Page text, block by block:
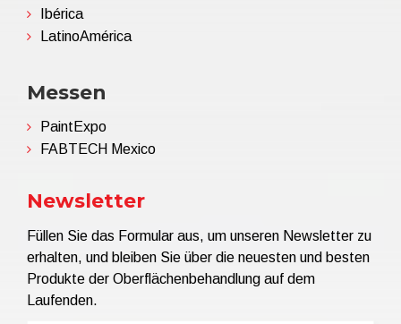
Ibérica
LatinoAmérica
Messen
PaintExpo
FABTECH Mexico
Newsletter
Füllen Sie das Formular aus, um unseren Newsletter zu
erhalten, und bleiben Sie über die neuesten und besten
Produkte der Oberflächenbehandlung auf dem
Laufenden.